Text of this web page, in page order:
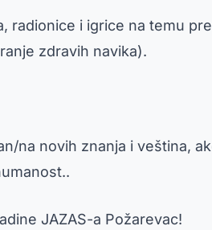
radionice i igrice na temu
zdravih navika).
na novih znanja i veština,
JAZAS-a Požarevac!